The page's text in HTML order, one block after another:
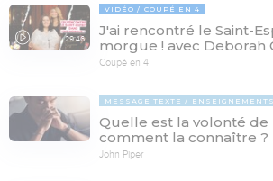
29:46
VIDÉO COUPÉ EN 4
J'ai rencontré le Saint-
morgue ! avec Deborah
Coupé en 4
MESSAGE TEXTE
Quelle est la volonté de
comment la connaître ?
John Piper